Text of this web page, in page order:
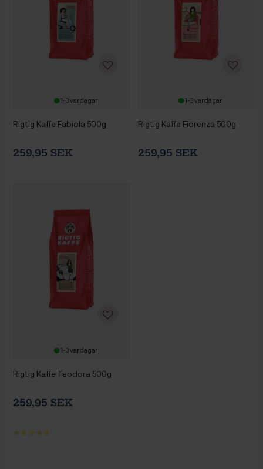
1-3 vardagar
Rigtig Kaffe Fabiola 500g
259,95 SEK
1-3 vardagar
Rigtig Kaffe Fiorenza 500g
259,95 SEK
1-3 vardagar
Rigtig Kaffe Teodora 500g
259,95 SEK